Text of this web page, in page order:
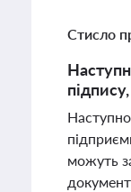
Стисло
можуть